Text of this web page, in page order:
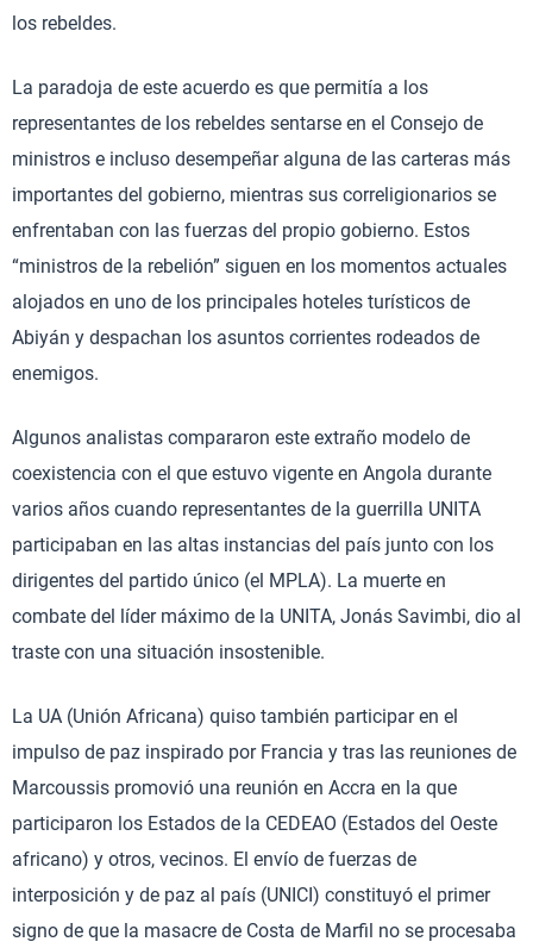
los rebeldes.
La paradoja de este acuerdo es que permitía a los
representantes de los rebeldes sentarse en el Consejo de
ministros e incluso desempeñar alguna de las carteras más
importantes del gobierno, mientras sus correligionarios se
enfrentaban con las fuerzas del propio gobierno. Estos
“ministros de la rebelión” siguen en los momentos actuales
alojados en uno de los principales hoteles turísticos de
Abiyán y despachan los asuntos corrientes rodeados de
enemigos.
Algunos analistas compararon este extraño modelo de
coexistencia con el que estuvo vigente en Angola durante
varios años cuando representantes de la guerrilla UNITA
participaban en las altas instancias del país junto con los
dirigentes del partido único (el MPLA). La muerte en
combate del líder máximo de la UNITA, Jonás Savimbi, dio al
traste con una situación insostenible.
La UA (Unión Africana) quiso también participar en el
impulso de paz inspirado por Francia y tras las reuniones de
Marcoussis promovió una reunión en Accra en la que
participaron los Estados de la CEDEAO (Estados del Oeste
africano) y otros, vecinos. El envío de fuerzas de
interposición y de paz al país (UNICI) constituyó el primer
signo de que la masacre de Costa de Marfil no se procesaba